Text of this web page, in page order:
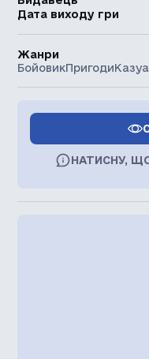
Дата виходу гри
Жанри
БойовикПригоди
НАТИСНУ,